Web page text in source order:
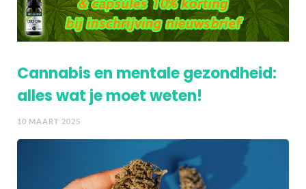
Cannabis en mentale gezondheid:
alles wat je moet weten!
10 MAART 2025